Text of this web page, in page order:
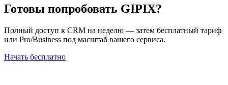
Готовы попробовать GIPIX?
Полный доступ к CRM на неделю — затем бесплатный тариф
или Pro/Business под масштаб вашего сервиса.
Начать бесплатно